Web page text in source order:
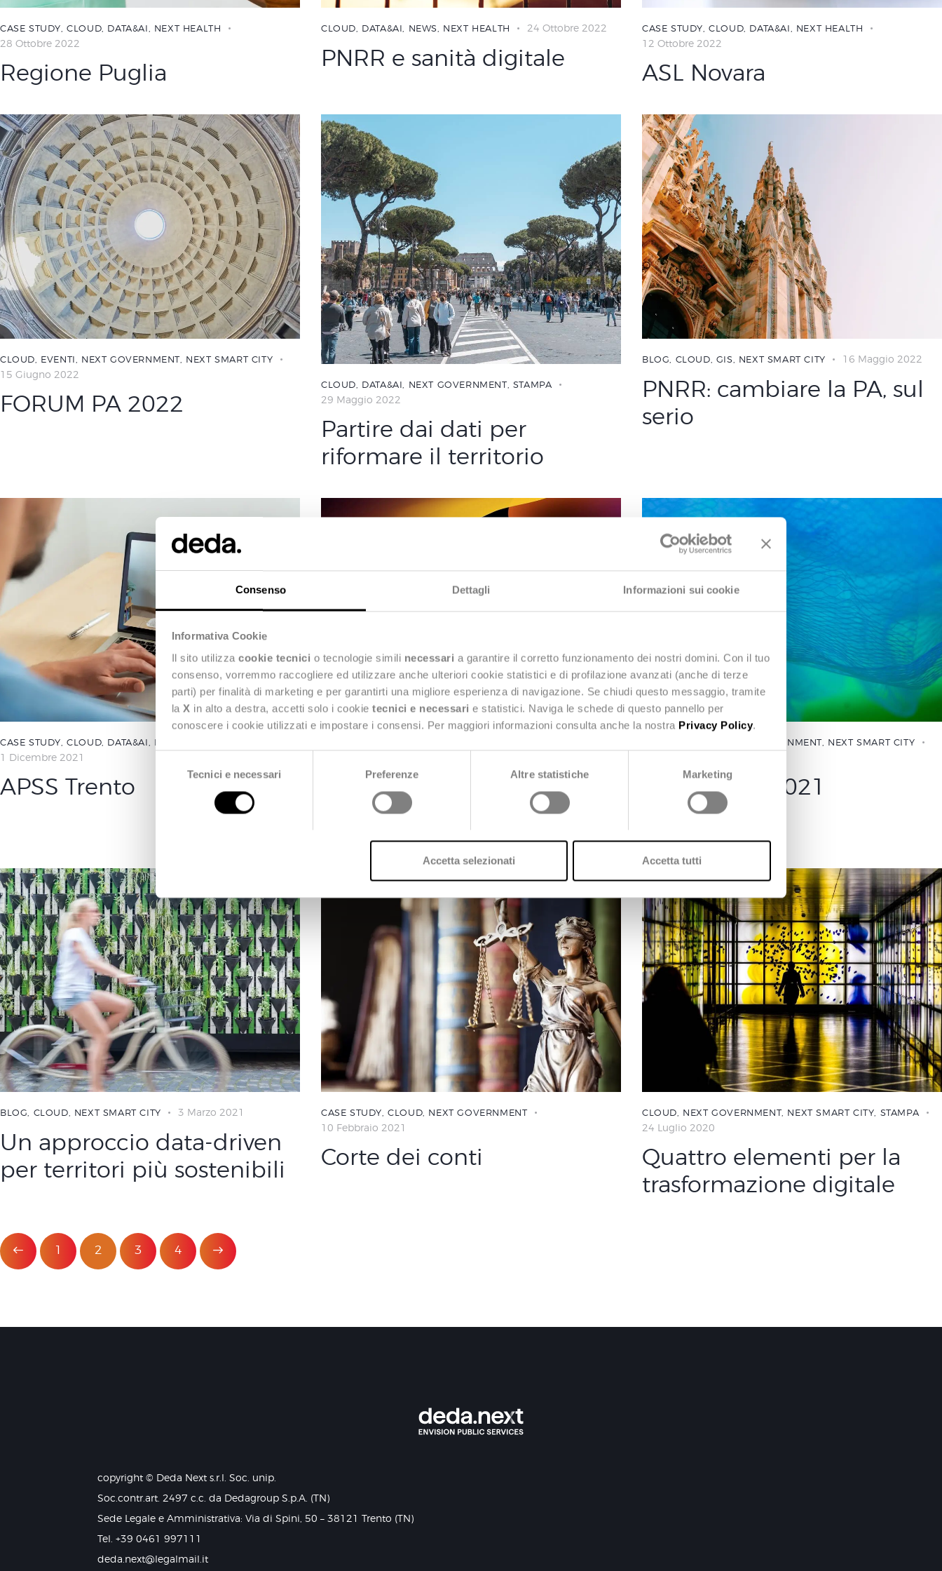
Consenso Dettagli Informazioni sui cookie
Informativa Cookie
Il sito utilizza cookie tecnici o tecnologie simili necessari a garantire il corretto funzionamento dei nostri domini. Con il tuo
consenso, vorremmo raccogliere ed utilizzare anche ulteriori cookie statistici e di profilazione avanzati (anche di terze
parti) per finalità di marketing e per garantirti una migliore esperienza di navigazione. Se chiudi questo messaggio, tramite
la X in alto a destra, accetti solo i cookie tecnici e necessari e statistici. Naviga le schede di questo pannello per
conoscere i cookie utilizzati e impostare i consensi. Per maggiori informazioni consulta anche la nostra Privacy Policy.
n
e
d
e
l
c
o
n
s
e
n
s
o
Tecnici e necessari Preferenze Altre statistiche Marketing
Accetta selezionati Accetta tutti
CASE STUDY,CLOUD, DATA&AI, NEXT HEALTH
28 Ottobre 2022
Regione Puglia
CLOUD, DATA&AI, NEWS, NEXT HEALTH 24 Ottobre 2022
PNRR e sanità digitale
CASE STUDY,CLOUD, DATA&AI, NEXT HEALTH
12 Ottobre 2022
ASL Novara
CLOUD EVENTI NEXT GOVERNMENT NEXT SMART CITY
15 Giugno 2022
FORUM PA 2022
CLOUD DATA&AI NEXT GOVERNMENT, STAMPA
29 Maggio 2022
Partire dai dati per
riformare il territorio
BLOG CLOUD GIS NEXT SMART CITY 16 Maggio 2022
PNRR: cambiare la PA, sul
serio
CASE STUDY ,CLOUD DATA&AI NEXT HEALTH
1 Dicembre 2021
APSS Trento
Indagine sulla maturità
digitale dei comuni
capoluogo italiani
NEXT GOVERNMENT NEXT SMART CITY
FORUM PA 2021
BLOG, CLOUD, NEXT SMART CITY 3 Marzo 2021
Un approccio data-driven
per territori più sostenibili
CASE STUDY,CLOUD, NEXT GOVERNMENT
10 Febbraio 2021
Corte dei conti
CLOUD, NEXT GOVERNMENT, NEXT SMART CITY, STAMPA
24 Luglio 2020
Quattro elementi per la
trasformazione digitale
1 2 3 4
copyright © Deda Next s.r.l. Soc. unip.
Soc.contr.art. 2497 c.c. da Dedagroup S.p.A. (TN)
Sede Legale e Amministrativa: Via di Spini, 50 – 38121 Trento (TN)
Tel. +39 0461 997111
deda.next@legalmail.it